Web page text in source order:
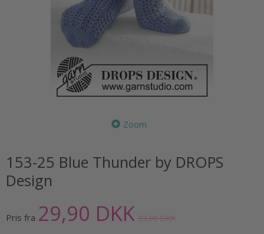
Zoom
153-25 Blue Thunder by DROPS
Design
Pris fra 29,90 DKK 33,90 DKK